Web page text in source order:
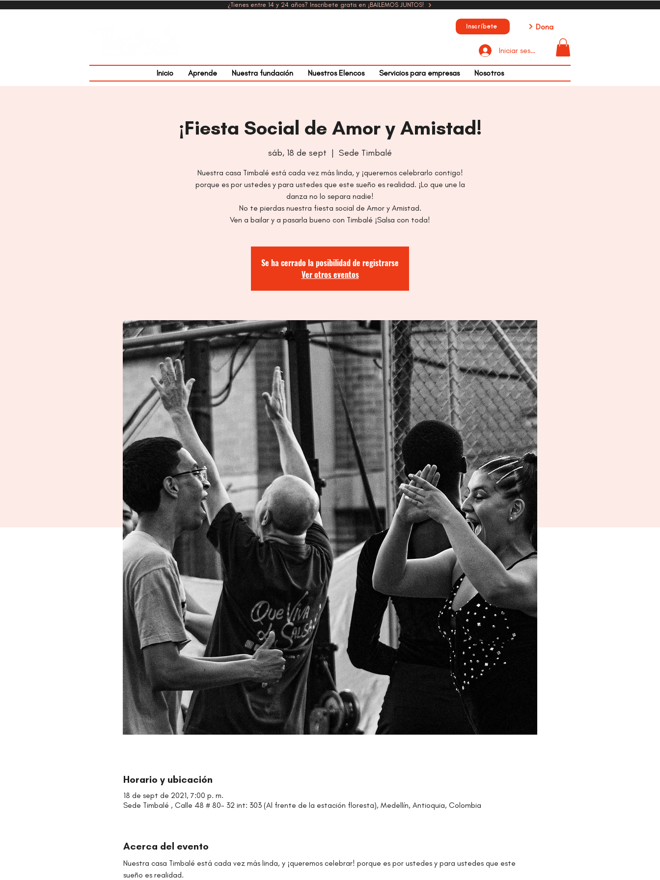
¿Tienes entre 14 y 24 años? Inscribete gratis en ¡BAILEMOS JUNTOS!
Inscríbete Dona
Iniciar sesión
Inicio Aprende Nuestra fundación Nuestros Elencos Servicios para empresas Nosotros
¡Fiesta Social de Amor y Amistad!
sáb, 18 de sept
  |
Sede Timbalé
Nuestra casa Timbalé está cada vez más linda, y ¡queremos celebrarlo contigo!
porque es por ustedes y para ustedes que este sueño es realidad. ¡Lo que une la
danza no lo separa nadie!
No te pierdas nuestra fiesta social de Amor y Amistad.
Ven a bailar y a pasarla bueno con Timbalé ¡Salsa con toda!
Se ha cerrado la posibilidad de registrarse
Ver otros eventos
Horario y ubicación
18 de sept de 2021, 7:00 p. m.
Sede Timbalé , Calle 48 # 80- 32 int: 303 (Al frente de la estación floresta), Medellín, Antioquia, Colombia
Acerca del evento
Nuestra casa Timbalé está cada vez más linda, y ¡queremos celebrar! porque es por ustedes y para ustedes que este
sueño es realidad.